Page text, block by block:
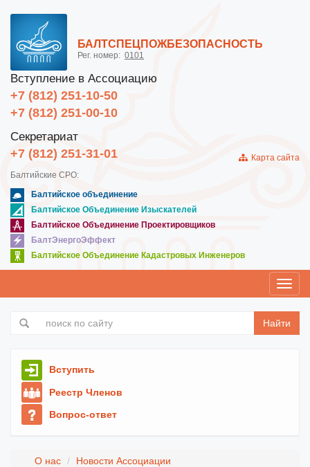
БАЛТСПЕЦПОЖБЕЗОПАСНОСТЬ
Рег. номер: 0101
Вступление в Ассоциацию
+7 (812) 251-10-50
+7 (812) 251-00-10
Секретариат
+7 (812) 251-31-01
Карта сайта
Балтийские СРО:
Балтийское объединение
Балтийское Объединение Изыскателей
Балтийское Объединение Проектировщиков
БалтЭнергоЭффект
Балтийское Объединение Кадастровых Инженеров
Найти
Вступить
Реестр Членов
Вопрос-ответ
О нас
Новости Ассоциации